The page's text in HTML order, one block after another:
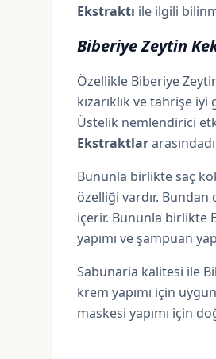
Ekstraktı ile ilgili
Biberiye Zeytin
Özellikle Biberiye
kızarıklık ve tahrişe
Üstelik nemlendirici
Ekstraktlar
Bununla birlikte saç
özelliği vardır.
içerir. Bununla birlikte
yapımı ve şampuan
Sabunaria kalitesi ile
krem yapımı için
maskesi yapımı için